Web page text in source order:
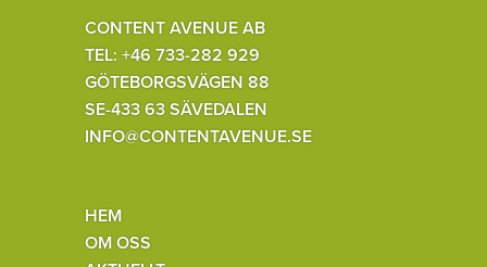
CONTENT AVENUE AB
TEL: +46 733-282 929
GÖTEBORGSVÄGEN 88
SE-433 63 SÄVEDALEN
INFO@CONTENTAVENUE.SE
HEM
OM OSS